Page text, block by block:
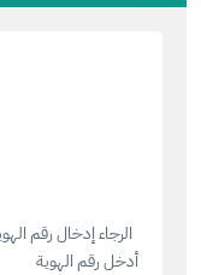
الرجاء إدخال رقم
أدخل رقم الهوية